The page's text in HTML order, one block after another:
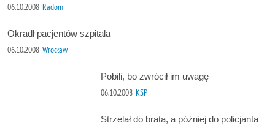
06.10.2008 Radom
Okradł pacjentów szpitala
06.10.2008 Wrocław
Pobili, bo zwrócił im uwagę
06.10.2008 KSP
Strzelał do brata, a później do policjanta